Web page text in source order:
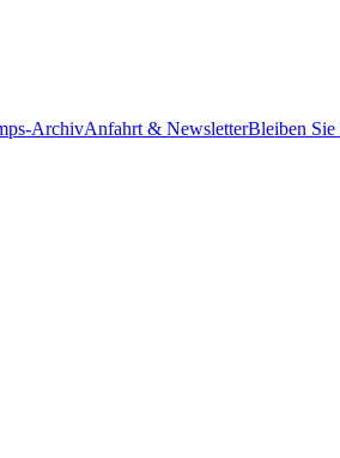
ArchivAnfahrt & NewsletterBleiben Sie